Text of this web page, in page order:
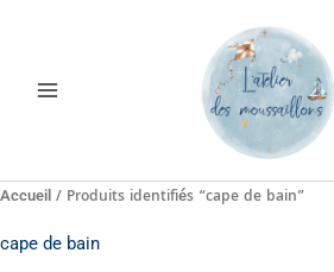
Accueil / Produits identifiés “cape de bain”
cape de bain
popularité